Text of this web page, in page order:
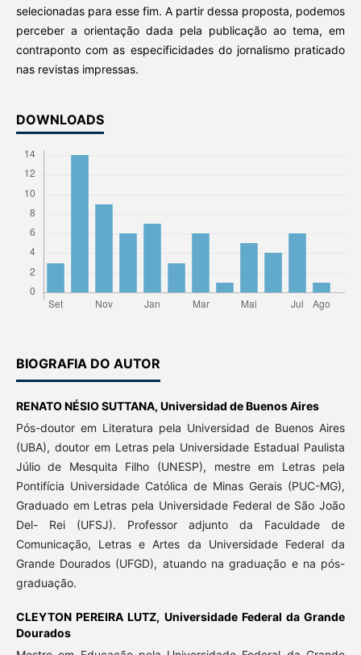
selecionadas para esse fim. A partir dessa proposta, podemos
perceber a orientação dada pela publicação ao tema, em
contraponto com as especificidades do jornalismo praticado
nas revistas impressas.
DOWNLOADS
BIOGRAFIA DO AUTOR
RENATO NÉSIO SUTTANA, Universidad de Buenos Aires
Pós-doutor em Literatura pela Universidad de Buenos Aires
(UBA), doutor em Letras pela Universidade Estadual Paulista
Júlio de Mesquita Filho (UNESP), mestre em Letras pela
Pontifícia Universidade Católica de Minas Gerais (PUC-MG),
Graduado em Letras pela Universidade Federal de São João
Del- Rei (UFSJ). Professor adjunto da Faculdade de
Comunicação, Letras e Artes da Universidade Federal da
Grande Dourados (UFGD), atuando na graduação e na pós-
graduação.
CLEYTON PEREIRA LUTZ, Universidade Federal da Grande
Dourados